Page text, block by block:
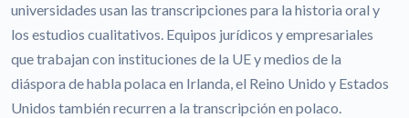
universidades usan las transcripciones para la historia oral y
los estudios cualitativos. Equipos jurídicos y empresariales
que trabajan con instituciones de la UE y medios de la
diáspora de habla polaca en Irlanda, el Reino Unido y Estados
Unidos también recurren a la transcripción en polaco.